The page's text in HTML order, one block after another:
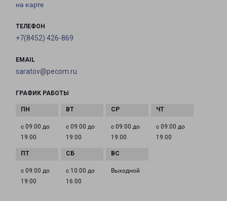
на карте
ТЕЛЕФОН
+7(8452) 426-869
EMAIL
saratov@pecom.ru
ГРАФИК РАБОТЫ
с 09:00 до
19:00
с 09:00 до
19:00
с 09:00 до
19:00
с 09:00 до
19:00
с 09:00 до
19:00
с 10:00 до
16:00
Выходной